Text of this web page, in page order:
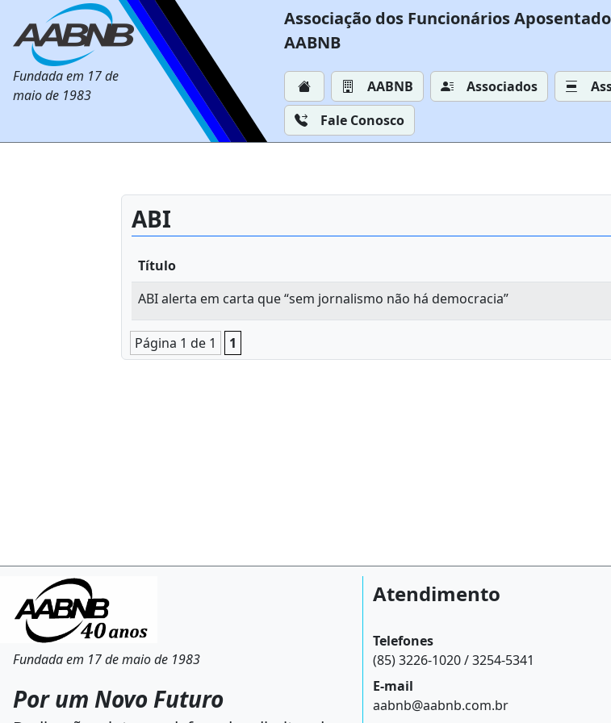
Fundada em 17 de
maio de 1983
Associação dos Funcionários
AABNB
AABNB Associados
Fale Conosco
ABI
Título
ABI alerta em carta que “sem jornalismo não há democracia”
Página 1 de 1 1
Fundada em 17 de maio de 1983
Por um Novo Futuro
Atendimento
Telefones
(85) 3226-1020 / 3254-5341
E-mail
aabnb@aabnb.com.br